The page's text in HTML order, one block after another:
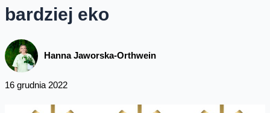
bardziej eko
Hanna Jaworska-Orthwein
16 grudnia 2022